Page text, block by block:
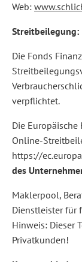
Web:
Streitbeilegung:
Die Fonds
verpflichtet.
Die
Online-
https://
des
Maklerpool,
Dienstleister für
Hinweis: Dieser
Privatkunden!